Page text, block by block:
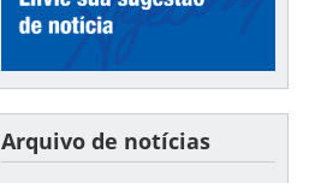
Arquivo de notícias